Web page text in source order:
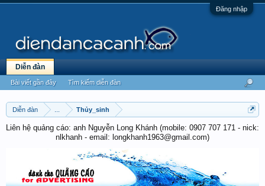
Đăng nhập
Diễn đàn Thủy_sinh
Liên hệ quảng cáo: anh Nguyễn Long Khánh (mobile: 0907 707 171 - nick:
nlkhanh - email: longkhanh1963@gmail.com)
Diễn đàn
Bài viết gần đây Tìm kiếm diễn đàn